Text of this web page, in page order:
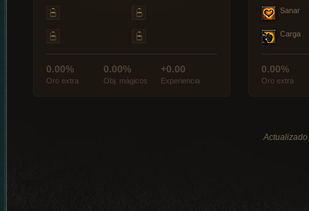
0.00%
Oro extra
0.00%
Obj. mágicos
+0.00
Experiencia
Sanar
Carga
0.00%
Oro extra